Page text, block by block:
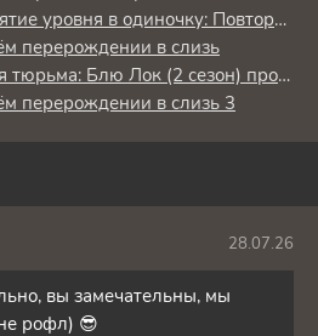
Поднятие уровня в одиночку: Повторное пробуждение
перерождении в слизь
Синяя тюрьма: Блю Лок (2 сезон) против юношеской сборной Японии
перерождении в слизь 3
28.07.26
вы замечательны, мы
рофл) 😎